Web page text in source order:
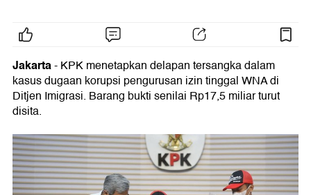
Jakarta- KPK menetapkan delapan tersangka dalam
kasus dugaan korupsi pengurusan izin tinggal WNA di
Ditjen Imigrasi. Barang bukti senilai Rp17,5 miliar turut
disita.